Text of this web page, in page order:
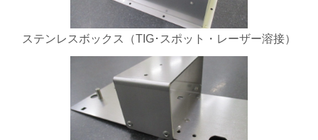
ステンレスボックス（TIG･スポット・レーザー溶接）